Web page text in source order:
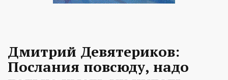
Дмитрий Девятериков:
Послания повсюду, надо